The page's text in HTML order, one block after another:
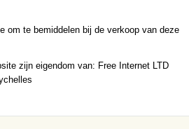
om te bemiddelen bij de verkoop van deze
zijn eigendom van: Free Internet LTD